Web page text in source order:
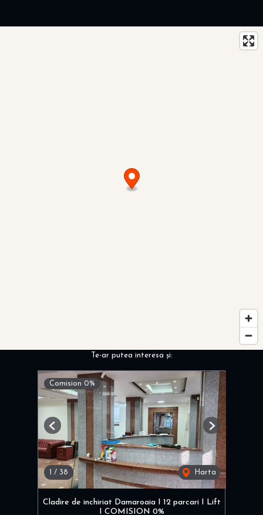
Te-ar putea interesa și:
Comision 0%
/ 38 Harta
Previous Next
Cladire de inchiriat Damaroaia I 12 parcari I Lift
I COMISION 0%